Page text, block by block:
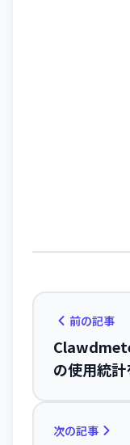
前の記事
の使用統
次の記事